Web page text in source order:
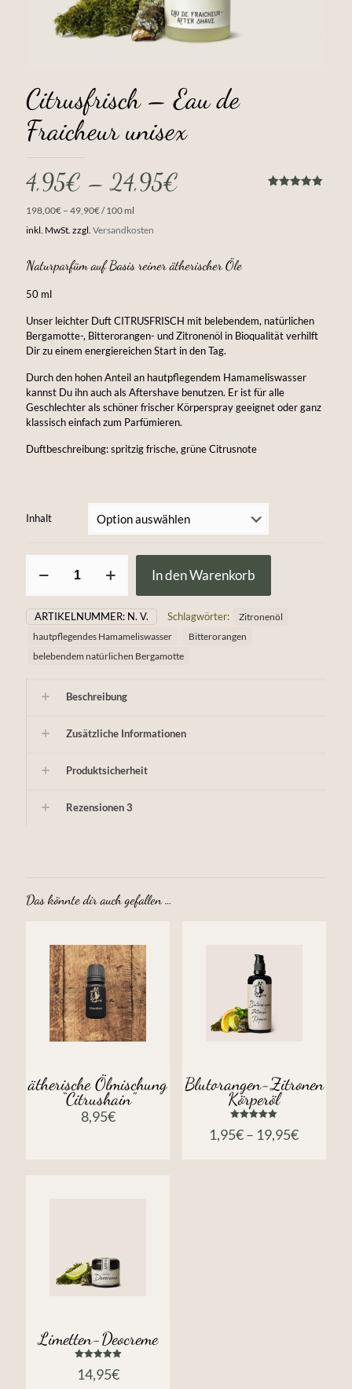
Citrusfrisch – Eau de
Fraicheur unisex
4,95€ –24,95€
198,00€ – 49,90€/100 ml
inkl. MwSt. zzgl. Versandkosten
Naturparfüm auf Basis reiner ätherischer Öle
50 ml
Unser leichter Duft CITRUSFRISCH mit belebendem, natürlichen
Bergamotte-, Bitterorangen- und Zitronenöl in Bioqualität verhilft
Dir zu einem energiereichen Start in den Tag.
Durch den hohen Anteil an hautpflegendem Hamameliswasser
kannst Du ihn auch als Aftershave benutzen. Er ist für alle
Geschlechter als schöner frischer Körperspray geeignet oder ganz
klassisch einfach zum Parfümieren.
Duftbeschreibung: spritzig frische, grüne Citrusnote
Inhalt
de
Fraicheur
unisex
Menge
In den Warenkorb
ARTIKELNUMMER: N. V. Schlagwörter:
Zitronenöl
hautpflegendes Hamameliswasser
Bitterorangen
belebendem natürlichen Bergamotte
Beschreibung
Zusätzliche Informationen
Produktsicherheit
Rezensionen3
Das könnte dir auch gefallen …
ätherische Ölmischung
“Citrushain”
8,95€
Blutorangen-Zitronen
Körperöl
mit
1,95€– 19,95€
Limetten-Deocreme
mit
5.00
14,95€